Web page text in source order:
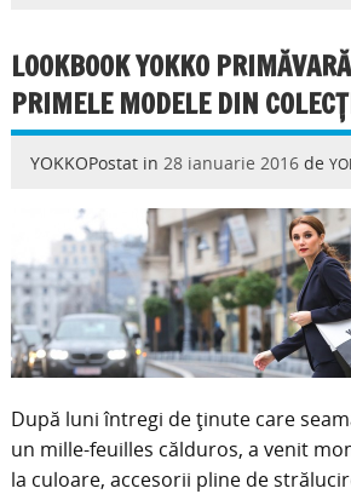
LOOKBOOK YOKKO
PRIMELE MODELE DIN
YOKKOPostat in 28 ianuarie 2016de
După luni întregi de ţinute care
un mille-feuilles călduros, a venit
la culoare, accesorii pline de